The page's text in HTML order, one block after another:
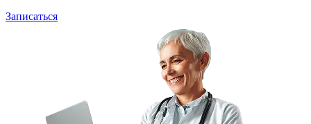
Записаться